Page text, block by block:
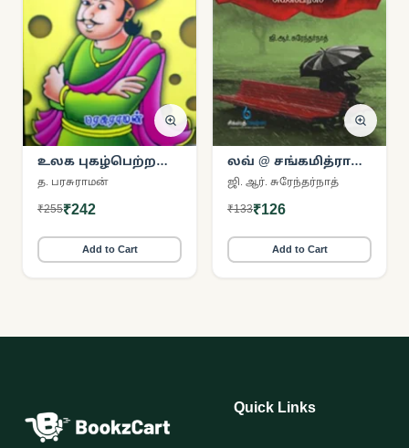
உலக புகழ்பெற்ற
பீர்பால் கதைகள்
த. பரசுராமன்
₹255₹242
Add to Cart
லவ் @ சங்கமித்ரா
எக்ஸ்பிரஸ்
ஜி. ஆர். சுரேந்தர்நாத்
₹133₹126
Add to Cart
Quick Links